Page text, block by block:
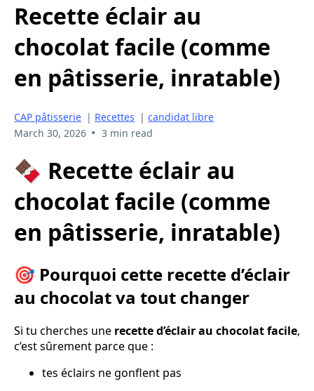
Recette éclair au
chocolat facile (comme
en pâtisserie, inratable)
CAP pâtisserie | Recettes | candidat libre
March 30, 2026 • 3 min read
🍫 Recette éclair au
chocolat facile (comme
en pâtisserie, inratable)
🎯 Pourquoi cette recette d’éclair
au chocolat va tout changer
Si tu cherches une recette d’éclair au chocolat facile,
c’est sûrement parce que :
tes éclairs ne gonflent pas